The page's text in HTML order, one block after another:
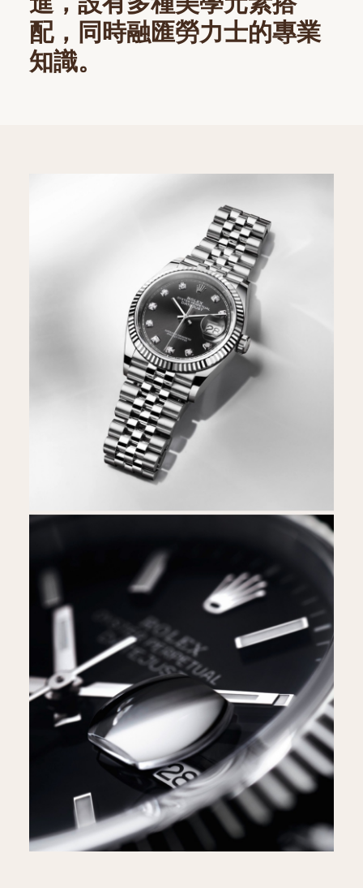
配，同時融匯勞力士的專業
知識。